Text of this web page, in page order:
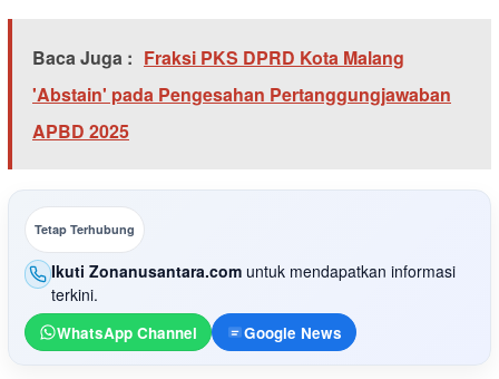
Baca Juga : Fraksi PKS DPRD Kota Malang
'Abstain' pada Pengesahan Pertanggungjawaban
APBD 2025
Tetap Terhubung
Ikuti Zonanusantara.com untuk mendapatkan informasi
terkini.
WhatsApp Channel Google News